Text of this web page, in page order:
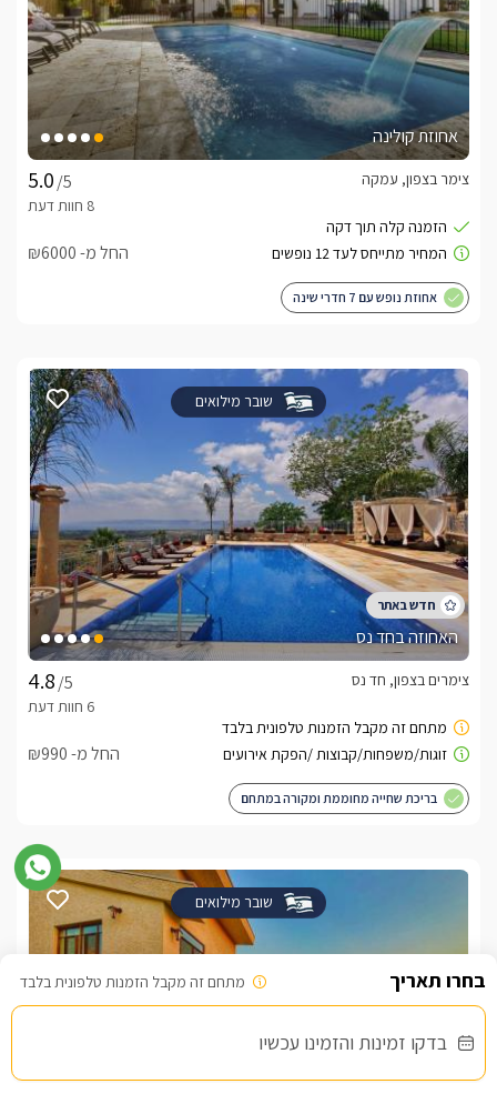
מתחם זה מקבל הזמנות טלפונית בלבד
בדקו זמינות והזמינו עכשיו
אחוזת קולינה
/5
צימר בצפון, עמקה
החל מ- ₪6000
אחוזת נופש עם 7 חדרי שינה
שובר מילואים
האחוזה בחד נס
/5
צימרים בצפון, חד נס
החל מ- ₪990
בריכת שחייה מחוממת ומקורה במתחם
שובר מילואים